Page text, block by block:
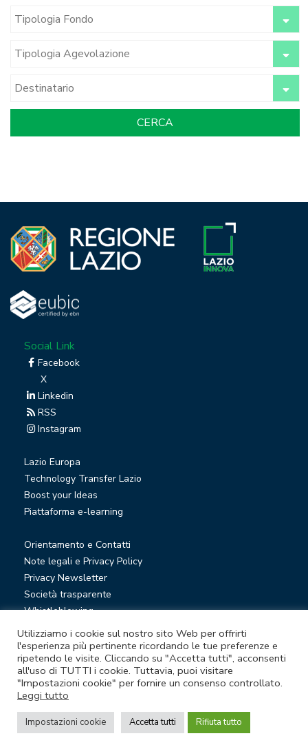
Social Link
Facebook
X
Linkedin
RSS
Instagram
Lazio Europa
Technology Transfer Lazio
Boost your Ideas
Piattaforma e-learning
Orientamento e Contatti
Note legali e Privacy Policy
Privacy Newsletter
Società trasparente
Whistleblowing
© Lazio Innova S.p.A. società soggetta a direzione e
coordinamento della Regione Lazio
Sede legale Via Marco Aurelio 26 A - 00184 Roma
Partita Iva e Codice fiscale 05950941004 - Rea RM-938517 -
Capitale sociale € 48.927.354,56 i.v.
Utilizziamo i cookie sul nostro sito Web per offrirti
l'esperienza più pertinente ricordando le tue preferenze e
ripetendo le visite. Cliccando su "Accetta tutti", acconsenti
all'uso di TUTTI i cookie. Tuttavia, puoi visitare
"Impostazioni cookie" per fornire un consenso controllato.
Leggi tutto
Impostazioni cookie Accetta tutti Rifiuta tutto